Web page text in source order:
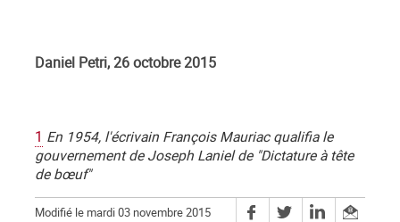
Daniel Petri,26 octobre 2015
1 En 1954, l'écrivain François Mauriac qualifia le
gouvernement de Joseph Laniel de "Dictature à tête
de bœuf"
Modifié le mardi 03 novembre 2015